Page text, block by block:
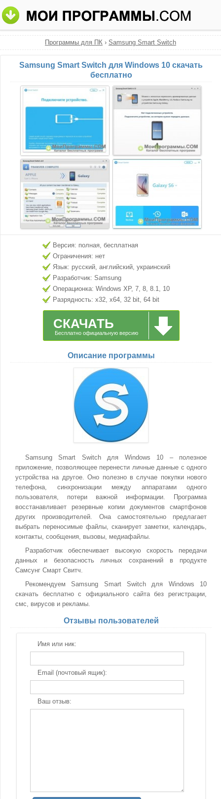
Программы для ПК › Samsung Smart Switch
Samsung Smart Switch для Windows 10 скачать
бесплатно
Версия: полная, бесплатная
Ограничения: нет
Язык: русский, английский, украинский
Разработчик: Samsung
Операционка: Windows XP, 7, 8, 8.1, 10
Разрядность: x32, x64, 32 bit, 64 bit
СКАЧАТЬ
Бесплатно официальную версию
Описание программы
Samsung Smart Switch для Windows 10 – полезное
приложение, позволяющее перенести личные данные с одного
устройства на другое. Оно полезно в случае покупки нового
телефона, синхронизации между аппаратами одного
пользователя, потери важной информации. Программа
восстанавливает резервные копии документов смартфонов
других производителей. Она самостоятельно предлагает
выбрать переносимые файлы, сканирует заметки, календарь,
контакты, сообщения, вызовы, медиафайлы.
Разработчик обеспечивает высокую скорость передачи
данных и безопасность личных сохранений в продукте
Самсунг Смарт Свитч.
Рекомендуем Samsung Smart Switch для Windows 10
скачать бесплатно с официального сайта без регистрации,
смс, вирусов и рекламы.
Отзывы пользователей
Имя или ник:
Email (почтовый ящик):
Ваш отзыв: